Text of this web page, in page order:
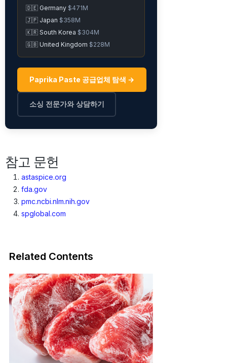
🇩🇪 Germany $471M
🇯🇵 Japan $358M
🇰🇷 South Korea $304M
🇬🇧 United Kingdom $228M
Paprika Paste 공급업체 탐색 →
소싱 전문가와 상담하기
참고 문헌
astaspice.org
fda.gov
pmc.ncbi.nlm.nih.gov
spglobal.com
Related Contents